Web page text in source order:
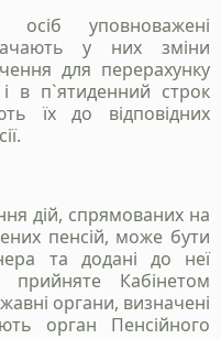
осіб уповноважені
у них зміни
для перерахунку
в п`ятиденний строк
їх до відповідних
дій, спрямованих на
пенсій, може бути
та додані до неї
Кабінетом
органи, визначені
орган Пенсійного
у telegram, чи
з вами